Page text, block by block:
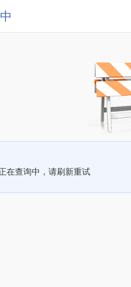
在查询中，请刷新重试